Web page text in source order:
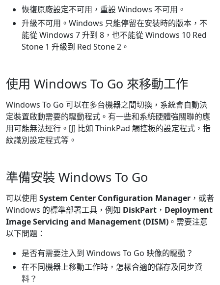
恢復原廠設定不可用，重設 Windows 不可用。
升級不可用。Windows 只能停留在安裝時的版本，不
能從 Windows 7 升到 8，也不能從 Windows 10 Red
Stone 1 升級到 Red Stone 2。
使用 Windows To Go 來移動工作
Windows To Go 可以在多台機器之間切換，系統會自動決
定裝置啟動需要的驅動程式。有一些和系統硬體強關聯的應
用可能無法運行。[J] 比如 ThinkPad 觸控板的設定程式，指
紋識別設定程式等。
準備安裝 Windows To Go
可以使用 System Center Configuration Manager ，或者
Windows 的標準部署工具，例如 DiskPart ， Deployment
Image Servicing and Management (DISM) 。需要注意
以下問題：
是否有需要注入到 Windows To Go 映像的驅動？
在不同機器上移動工作時，怎樣合適的儲存及同步資
料？